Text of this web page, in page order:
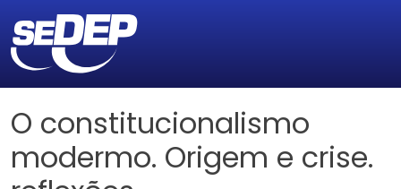
O constitucionalismo
modermo. Origem e crise.